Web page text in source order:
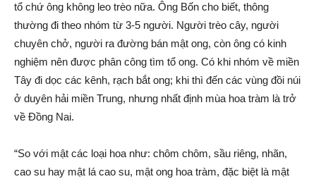
tổ chứ ông không leo trèo nữa. Ông Bốn cho biết, thông
thường đi theo nhóm từ 3-5 người. Người trèo cây, người
chuyên chở, người ra đường bán mật ong, còn ông có kinh
nghiệm nên được phân công tìm tổ ong. Có khi nhóm về miền
Tây đi dọc các kênh, rạch bắt ong; khi thì đến các vùng đồi núi
ở duyên hải miền Trung, nhưng nhất định mùa hoa tràm là trở
về Đồng Nai.
“So với mật các loại hoa như: chôm chôm, sầu riêng, nhãn,
cao su hay mật lá cao su, mật ong hoa tràm, đặc biệt là mật